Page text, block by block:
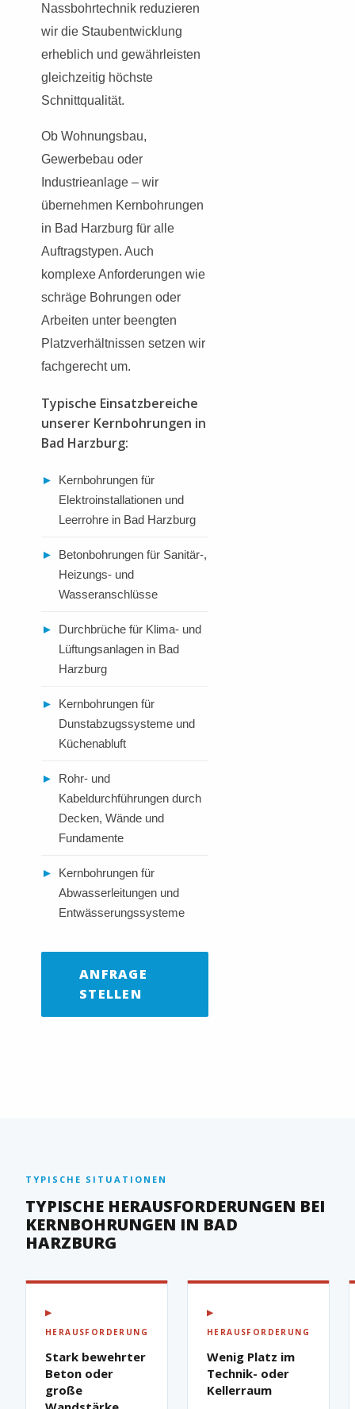
Nassbohrtechnik reduzieren
wir die Staubentwicklung
erheblich und gewährleisten
gleichzeitig höchste
Schnittqualität.
Ob Wohnungsbau,
Gewerbebau oder
Industrieanlage – wir
übernehmen Kernbohrungen
in Bad Harzburg für alle
Auftragstypen. Auch
komplexe Anforderungen wie
schräge Bohrungen oder
Arbeiten unter beengten
Platzverhältnissen setzen wir
fachgerecht um.
Typische Einsatzbereiche
unserer Kernbohrungen in
Bad Harzburg:
►
Kernbohrungen für
Elektroinstallationen und
Leerrohre in Bad Harzburg
►
Betonbohrungen für Sanitär-,
Heizungs- und
Wasseranschlüsse
►
Durchbrüche für Klima- und
Lüftungsanlagen in Bad
Harzburg
►
Kernbohrungen für
Dunstabzugssysteme und
Küchenabluft
►
Rohr- und
Kabeldurchführungen durch
Decken, Wände und
Fundamente
►
Kernbohrungen für
Abwasserleitungen und
Entwässerungssysteme
ANFRAGE
STELLEN
TYPISCHE SITUATIONEN
TYPISCHE HERAUSFORDERUNGEN BEI
KERNBOHRUNGEN IN BAD
HARZBURG
▶
HERAUSFORDERUNG
Stark bewehrter
Beton oder
große
▶
HERAUSFORDERUNG
Wenig Platz im
Technik- oder
Kellerraum